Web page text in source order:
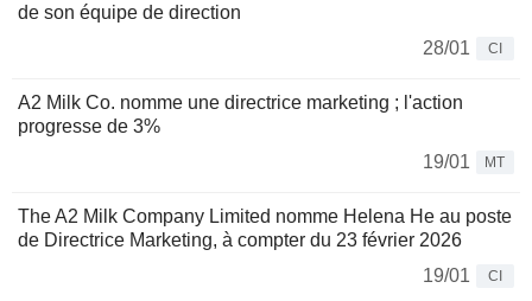
de son équipe de direction
28/01
CI
A2 Milk Co. nomme une directrice marketing ; l'action
progresse de 3%
19/01
MT
The A2 Milk Company Limited nomme Helena He au poste
de Directrice Marketing, à compter du 23 février 2026
19/01
CI